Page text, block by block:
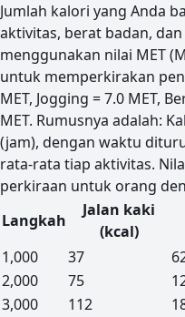
Jumlah kalori yang Anda
aktivitas, berat badan,
menggunakan nilai MET
untuk memperkirakan
MET, Jogging = 7.0 MET,
MET. Rumusnya adalah:
(jam), dengan waktu
rata-rata tiap aktivitas.
perkiraan untuk orang
Estimasi kalori terbakar
Langkah
Jalan kaki
(kcal)
1,000
37
2,000
75
3,000
112